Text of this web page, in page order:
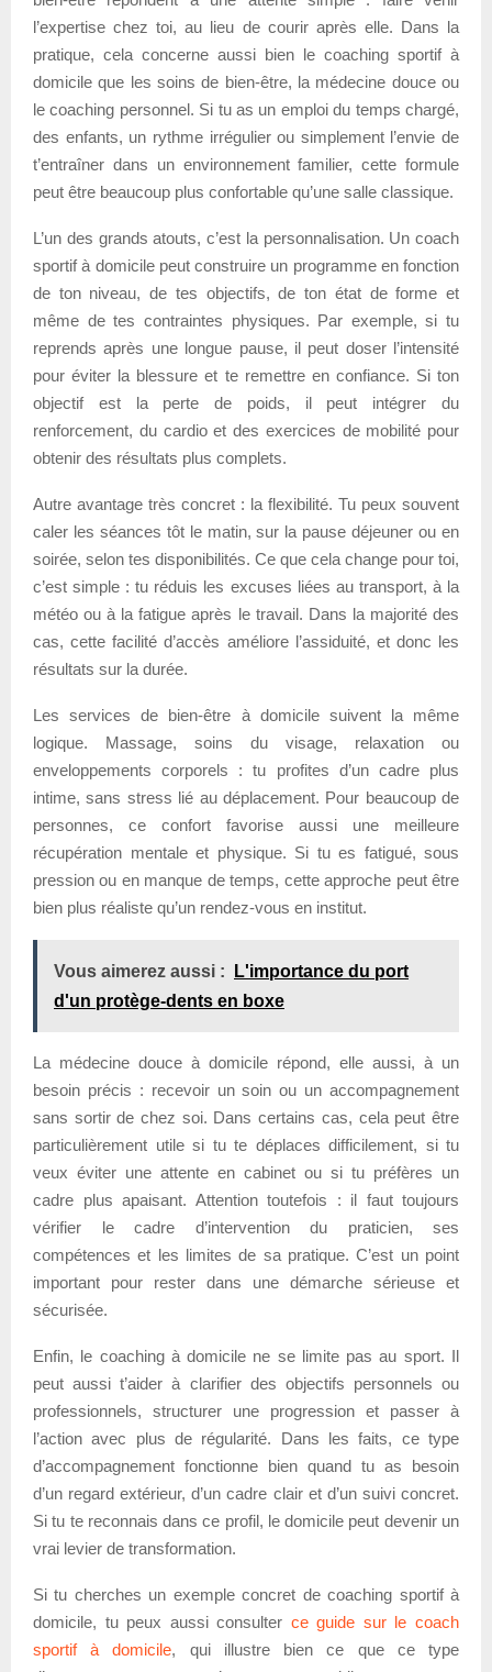
l’expertise chez toi, au lieu de courir après elle. Dans la
pratique, cela concerne aussi bien le coaching sportif à
domicile que les soins de bien-être, la médecine douce ou
le coaching personnel. Si tu as un emploi du temps chargé,
des enfants, un rythme irrégulier ou simplement l’envie de
t’entraîner dans un environnement familier, cette formule
peut être beaucoup plus confortable qu’une salle classique.
L’un des grands atouts, c’est la personnalisation. Un coach
sportif à domicile peut construire un programme en fonction
de ton niveau, de tes objectifs, de ton état de forme et
même de tes contraintes physiques. Par exemple, si tu
reprends après une longue pause, il peut doser l’intensité
pour éviter la blessure et te remettre en confiance. Si ton
objectif est la perte de poids, il peut intégrer du
renforcement, du cardio et des exercices de mobilité pour
obtenir des résultats plus complets.
Autre avantage très concret : la flexibilité. Tu peux souvent
caler les séances tôt le matin, sur la pause déjeuner ou en
soirée, selon tes disponibilités. Ce que cela change pour toi,
c’est simple : tu réduis les excuses liées au transport, à la
météo ou à la fatigue après le travail. Dans la majorité des
cas, cette facilité d’accès améliore l’assiduité, et donc les
résultats sur la durée.
Les services de bien-être à domicile suivent la même
logique. Massage, soins du visage, relaxation ou
enveloppements corporels : tu profites d’un cadre plus
intime, sans stress lié au déplacement. Pour beaucoup de
personnes, ce confort favorise aussi une meilleure
récupération mentale et physique. Si tu es fatigué, sous
pression ou en manque de temps, cette approche peut être
bien plus réaliste qu’un rendez-vous en institut.
Vous aimerez aussi :
L'importance du port
d'un protège-dents en boxe
La médecine douce à domicile répond, elle aussi, à un
besoin précis : recevoir un soin ou un accompagnement
sans sortir de chez soi. Dans certains cas, cela peut être
particulièrement utile si tu te déplaces difficilement, si tu
veux éviter une attente en cabinet ou si tu préfères un
cadre plus apaisant. Attention toutefois : il faut toujours
vérifier le cadre d’intervention du praticien, ses
compétences et les limites de sa pratique. C’est un point
important pour rester dans une démarche sérieuse et
sécurisée.
Enfin, le coaching à domicile ne se limite pas au sport. Il
peut aussi t’aider à clarifier des objectifs personnels ou
professionnels, structurer une progression et passer à
l’action avec plus de régularité. Dans les faits, ce type
d’accompagnement fonctionne bien quand tu as besoin
d’un regard extérieur, d’un cadre clair et d’un suivi concret.
Si tu te reconnais dans ce profil, le domicile peut devenir un
vrai levier de transformation.
Si tu cherches un exemple concret de coaching sportif à
domicile, tu peux aussi consulter ce guide sur le coach
sportif à domicile, qui illustre bien ce que ce type